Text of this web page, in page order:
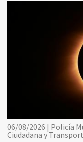
06/08/2026 | Policía
Ciudadana y